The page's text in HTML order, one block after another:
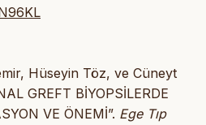
Hüseyin Töz, ve Cüneyt
GREFT BİYOPSİLERDE
VE ÖNEMİ”. Ege Tıp